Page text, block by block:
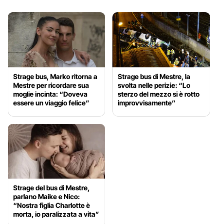
Strage bus, Marko ritorna a
Mestre per ricordare sua
moglie incinta: “Doveva
essere un viaggio felice”
Strage bus di Mestre, la
svolta nelle perizie: “Lo
sterzo del mezzo si è rotto
improvvisamente”
Strage del bus di Mestre,
parlano Maike e Nico:
“Nostra figlia Charlotte è
morta, io paralizzata a vita”